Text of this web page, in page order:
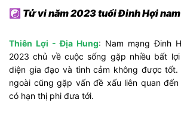
☯ Tử vi năm 2023 tuổi Đinh Hợi
Thiên Lợi - Địa Hung: Nam mạng Đinh
2023 chủ về cuộc sống gặp nhiều bất
diện gia đạo và tình cảm không được tốt.
ngoài cũng gặp vấn đề xấu liên quan
có hạn thị phi đưa tới.